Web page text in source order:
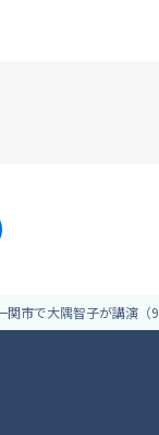
関市で大隅智子が講演（